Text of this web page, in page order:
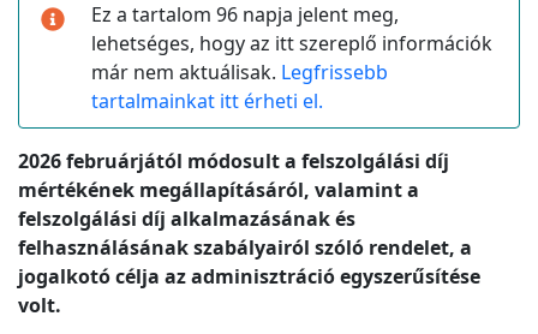
Ez a tartalom 96 napja jelent meg,
lehetséges, hogy az itt szereplő információk
már nem aktuálisak. Legfrissebb
tartalmainkat itt érheti el.
2026 februárjától módosult a felszolgálási díj
mértékének megállapításáról, valamint a
felszolgálási díj alkalmazásának és
felhasználásának szabályairól szóló rendelet, a
jogalkotó célja az adminisztráció egyszerűsítése
volt.